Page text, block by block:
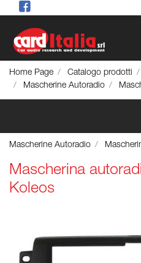
Home Page Catalogo prodotti
Mascherine Autoradio
Mascherine Autoradio
Mascherina
Koleos